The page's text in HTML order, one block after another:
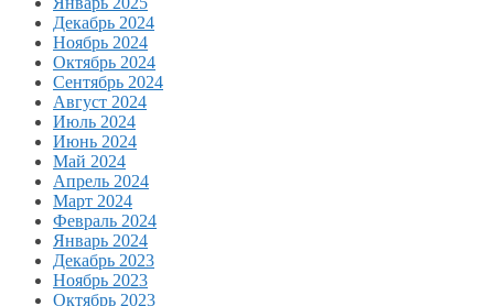
Декабрь 2024
Ноябрь 2024
Октябрь 2024
Сентябрь 2024
Август 2024
Июль 2024
Июнь 2024
Май 2024
Апрель 2024
Март 2024
Февраль 2024
Январь 2024
Декабрь 2023
Ноябрь 2023
Октябрь 2023